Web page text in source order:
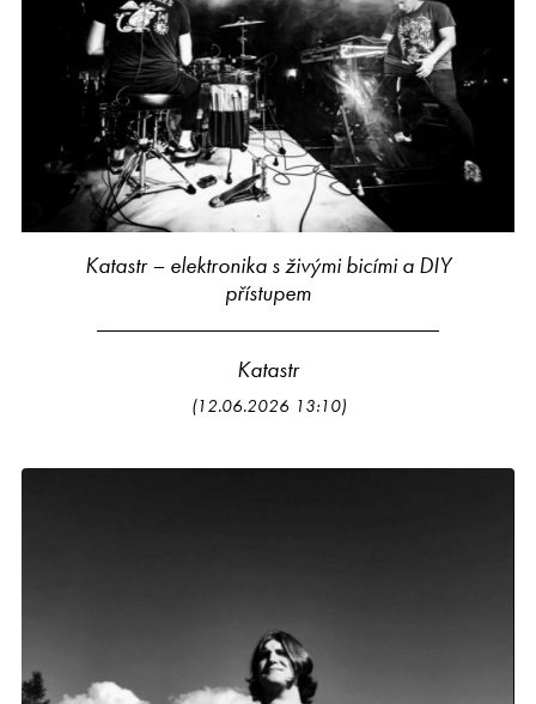
Katastr – elektronika s živými bicími a DIY
přístupem
Katastr
(12.06.2026 13:10)